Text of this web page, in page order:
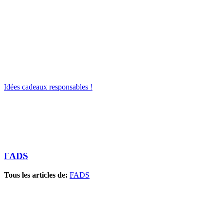
Idées cadeaux responsables !
FADS
Tous les articles de: FADS